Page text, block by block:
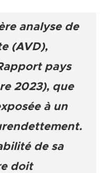
analyse de
(AVD),
pays
2023), que
à un
de sa
doit